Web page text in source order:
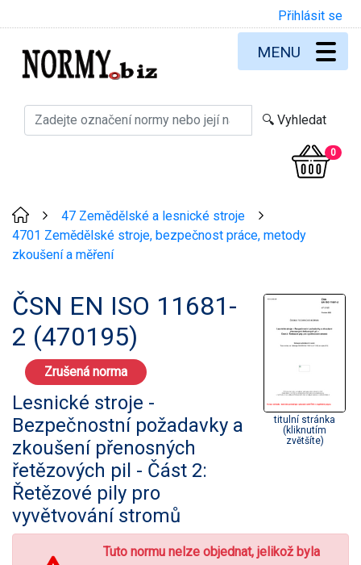
Přihlásit se
0
MENU
47 Zemědělské a lesnické stroje
4701 Zemědělské stroje, bezpečnost práce, metody
zkoušení a měření
ČSN EN ISO 11681-
2 (470195)
Zrušená norma
Lesnické stroje -
Bezpečnostní požadavky a
zkoušení přenosných
řetězových pil - Část 2:
Řetězové pily pro
vyvětvování stromů
titulní stránka
(kliknutím
zvětšíte)
Tuto normu nelze objednat, jelikož byla